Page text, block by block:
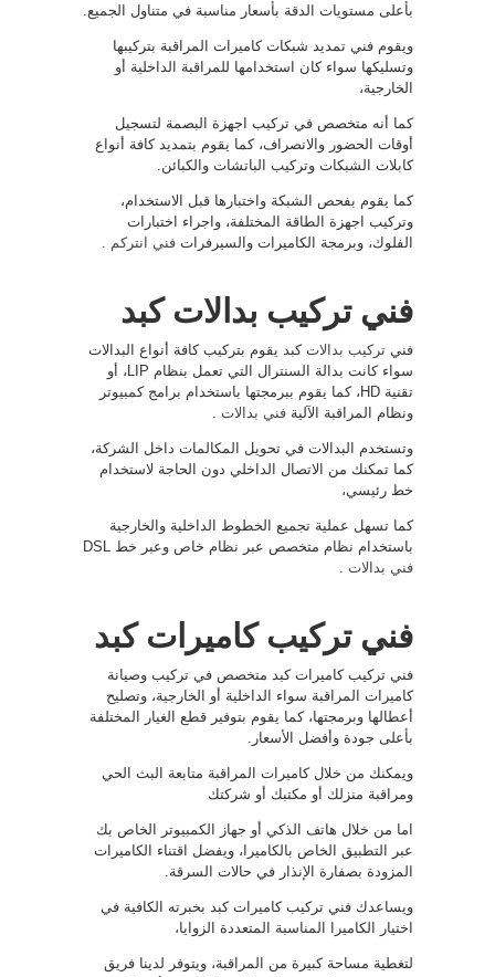
بأعلى مستويات الدقة بأسعار مناسبة في متناول الجميع.
ويقوم فني تمديد شبكات كاميرات المراقبة بتركيبها
وتسليكها سواء كان استخدامها للمراقبة الداخلية أو
الخارجية،
كما أنه متخصص في تركيب اجهزة البصمة لتسجيل
أوقات الحضور والانصراف، كما يقوم بتمديد كافة أنواع
كابلات الشبكات وتركيب الباتشات والكبائن.
كما يقوم بفحص الشبكة واختبارها قبل الاستخدام،
وتركيب اجهزة الطاقة المختلفة، واجراء اختبارات
الفلوك، وبرمجة الكاميرات والسيرفرات فني انتركم
فني تركيب بدالات كبد
فني تركيب بدالات كبد يقوم بتركيب كافة أنواع البدالات
سواء كانت بدالة السنترال التي تعمل بنظام LIP، أو
تقنية HD، كما يقوم ببرمجتها باستخدام برامج كمبيوتر
ونظام المراقبة الآلية فني بدالات
وتستخدم البدالات في تحويل المكالمات داخل الشركة،
كما تمكنك من الاتصال الداخلي دون الحاجة لاستخدام
خط رئيسي،
كما تسهل عملية تجميع الخطوط الداخلية والخارجية
باستخدام نظام متخصص عبر نظام خاص وعبر خط DSL
فني بدالات
فني تركيب كاميرات كبد
فني تركيب كاميرات كبد متخصص في تركيب وصيانة
كاميرات المراقبة سواء الداخلية أو الخارجية، وتصليح
أعطالها وبرمجتها، كما يقوم بتوفير قطع الغيار المختلفة
بأعلى جودة وأفضل الأسعار.
ويمكنك من خلال كاميرات المراقبة متابعة البث الحي
ومراقبة منزلك أو مكتبك أو شركتك
اما من خلال هاتف الذكي أو جهاز الكمبيوتر الخاص بك
عبر التطبيق الخاص بالكاميرا، ويفضل اقتناء الكاميرات
المزودة بصفارة الإنذار في حالات السرقة.
ويساعدك فني تركيب كاميرات كبد بخبرته الكافية في
اختيار الكاميرا المناسبة المتعددة الزوايا،
لتغطية مساحة كبيرة من المراقبة، ويتوفر لدينا فريق